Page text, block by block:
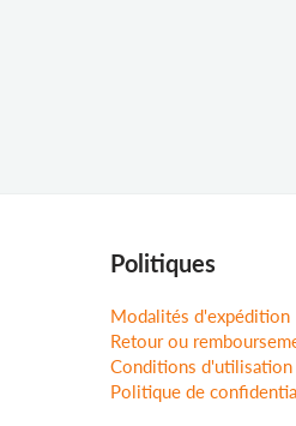
Politiques
Modalités d'expédition
Retour ou
Conditions d'utilisation
Politique de